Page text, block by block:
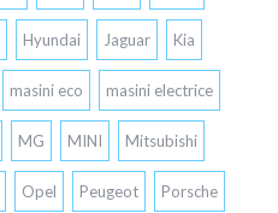
Hyundai Jaguar Kia
masini eco masini electrice
MG MINI Mitsubishi
Opel Peugeot Porsche